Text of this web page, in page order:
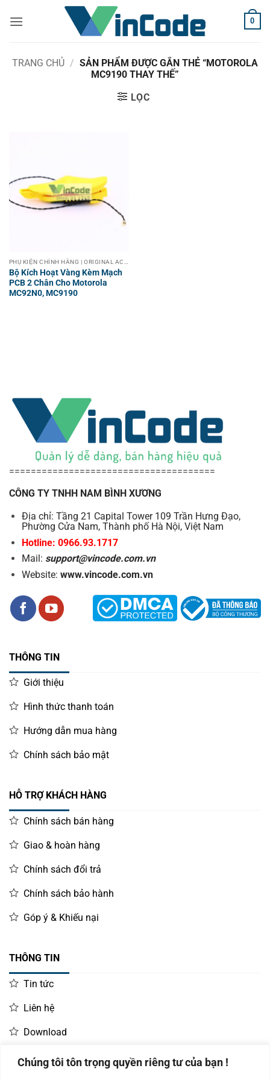
Chúng tôi tôn trọng quyền riêng tư của bạn !
qua
0
TRANG CHỦ / SẢN PHẨM ĐƯỢC GẮN THẺ “MOTOROLA
MC9190 THAY THẾ”
LỌC
Bộ Kích Hoạt Vàng Kèm Mạch
PCB 2 Chân Cho Motorola
MC92N0, MC9190
======================================
CÔNG TY TNHH NAM BÌNH XƯƠNG
Địa chỉ: Tầng 21 Capital Tower 109 Trần Hưng Đạo,
Phường Cửa Nam, Thành phố Hà Nội, Việt Nam
Hotline: 0966.93.1717
Mail: support@vincode.com.vn
Website: www.vincode.com.vn
THÔNG TIN
Giới thiệu
Hình thức thanh toán
Hướng dẫn mua hàng
Chính sách bảo mật
HỖ TRỢ KHÁCH HÀNG
Chính sách bán hàng
Giao & hoàn hàng
Chính sách đổi trả
Chính sách bảo hành
Góp ý & Khiếu nại
THÔNG TIN
Tin tức
Liên hệ
Download
LIÊN HỆ MUA HÀNG